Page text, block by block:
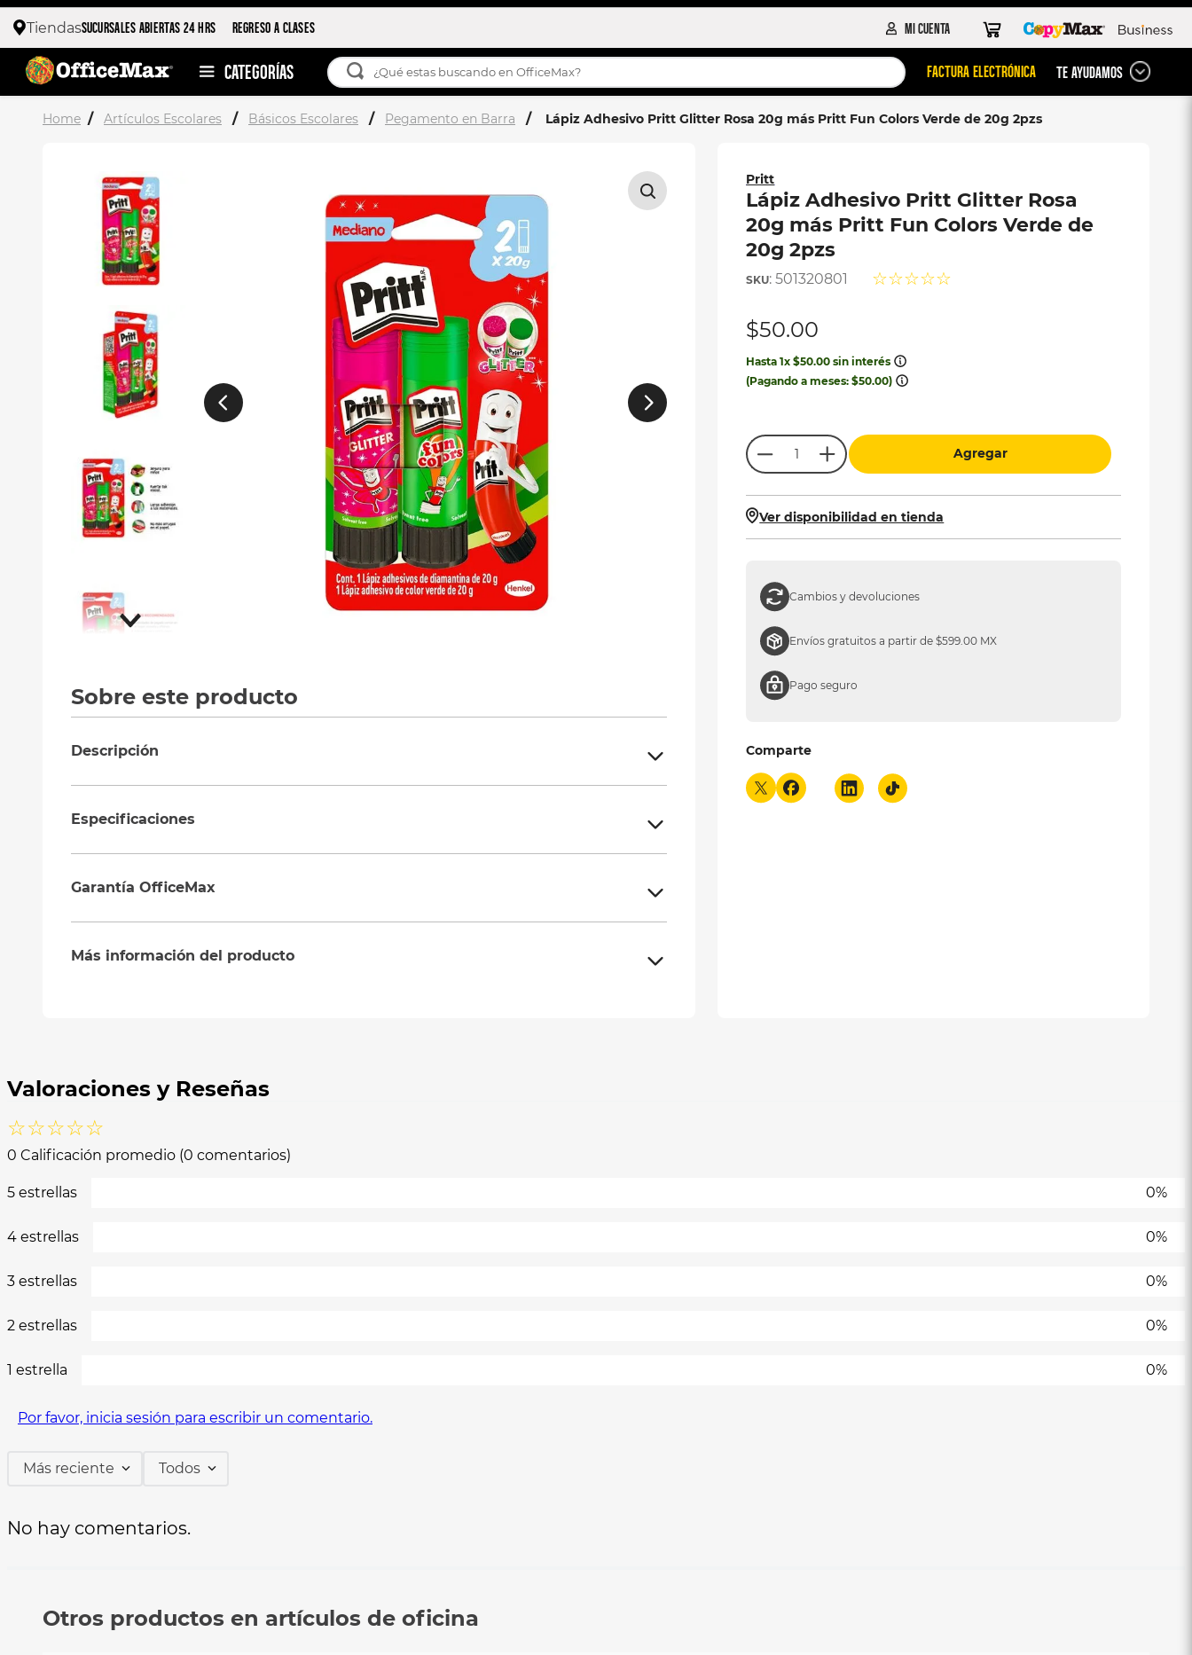
TiendasSUCURSALES ABIERTAS 24 HRS REGRESO A CLASES
¿Qué estas buscando en OfficeMax? FACTURA ELECTRÓNICA TE AYUDAMOS
Artículos Escolares Básicos Escolares Pegamento en Barra Lápiz Adhesivo Pritt Glitter Rosa 20g más Pritt Fun Colors Verde de 20g 2pzs
Sobre este producto
Descripción
Especificaciones
Garantía OfficeMax
Más información del producto
Pritt
Lápiz Adhesivo Pritt Glitter Rosa
20g más Pritt Fun Colors Verde de
20g 2pzs
:501320801 ☆☆☆☆☆
$50.00
Hasta1x$50.00 sin interés
(Pagando a meses:$50.00)
Agregar
Ver disponibilidad en tienda
Cambios y devoluciones
Envíos gratuitos a partir de $599.00 MX
Pago seguro
Comparte
☆☆☆☆☆
0 Calificación promedio (0 comentarios)
5 estrellas 0%
4 estrellas 0%
3 estrellas 0%
2 estrellas 0%
1 estrella 0%
Por favor, inicia sesión para escribir un comentario.
Más reciente Todos
No hay comentarios.
Otros productos en artículos de oficina
3.
stitch
4.
stuk
6.
mochilas
7
mochila
8.
carpeta
9.
carpetas
10. silla